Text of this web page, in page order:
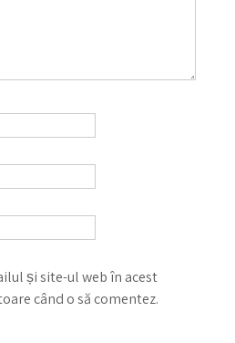
și site-ul web în acest
când o să comentez.